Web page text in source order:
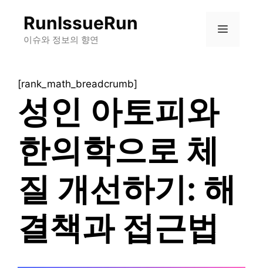
RunIssueRun
이슈와 정보의 향연
메
[rank_math_breadcrumb]
성인 아토피와
한의학으로 체
질 개선하기: 해
결책과 접근법